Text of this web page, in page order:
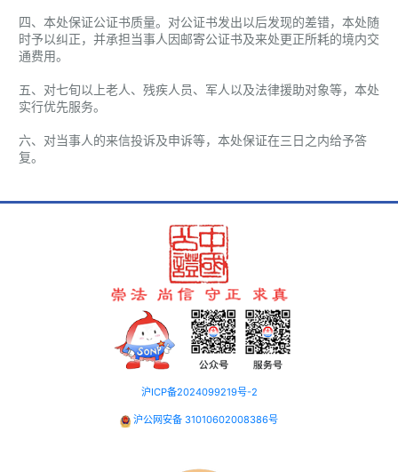
四、本处保证公证书质量。对公证书发出以后发现的差错，本处随
时予以纠正，并承担当事人因邮寄公证书及来处更正所耗的境内交
通费用。
五、对七旬以上老人、残疾人员、军人以及法律援助对象等，本处
实行优先服务。
六、对当事人的来信投诉及申诉等，本处保证在三日之内给予答
复。
沪ICP备2024099219号-2
沪公网安备 31010602008386号